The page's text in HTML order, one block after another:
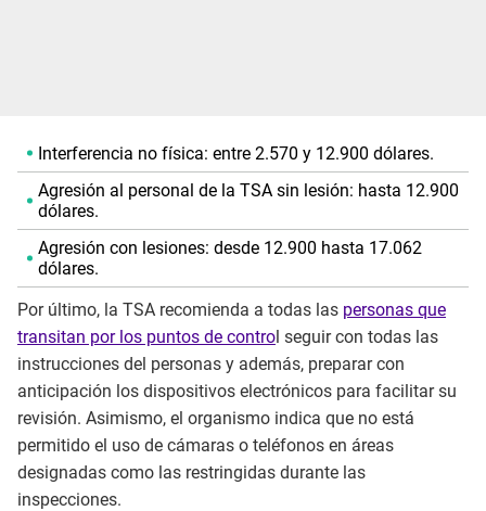
Interferencia no física: entre 2.570 y 12.900 dólares.
Agresión al personal de la TSA sin lesión: hasta 12.900
dólares.
Agresión con lesiones: desde 12.900 hasta 17.062
dólares.
Por último, la TSA recomienda a todas las personas que
transitan por los puntos de control seguir con todas las
instrucciones del personas y además, preparar con
anticipación los dispositivos electrónicos para facilitar su
revisión. Asimismo, el organismo indica que no está
permitido el uso de cámaras o teléfonos en áreas
designadas como las restringidas durante las
inspecciones.